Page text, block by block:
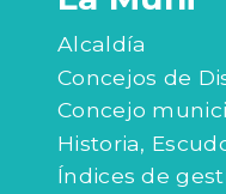
Alcaldía
Concejos de
Concejo
Historia,
Índices de